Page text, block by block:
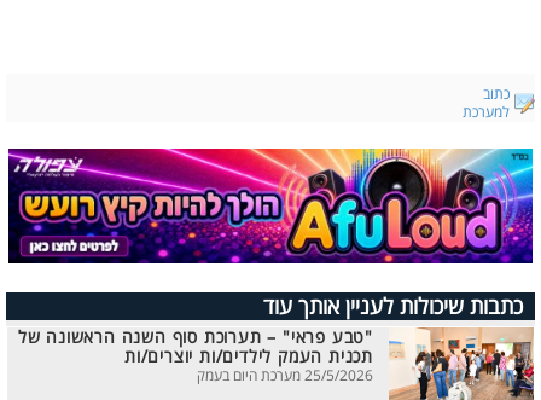
כתוב
למערכת
כתבות שיכולות לעניין אותך עוד
"טבע פראי" – תערוכת סוף השנה הראשונה של
תכנית העמק לילדים/ות יוצרים/ות
25/5/2026 מערכת היום בעמק